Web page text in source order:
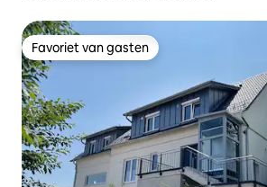
Favoriet van gasten
Favoriet van gasten